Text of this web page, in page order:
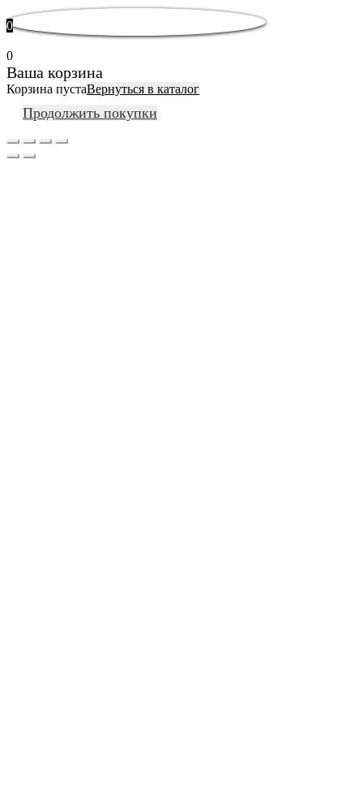
0
0
Ваша корзина
Корзина пустаВернуться в каталог
Продолжить покупки